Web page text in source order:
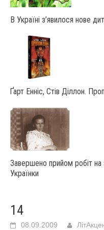
В Україні з’явилося нове
Ґарт Енніс, Стів Діллон.
Завершено прийом робіт на
Українки
14
08.09.2009